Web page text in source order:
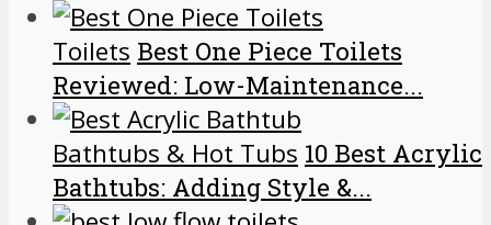
Toilets Best One Piece Toilets
Reviewed: Low-Maintenance...
Bathtubs & Hot Tubs 10 Best Acrylic
Bathtubs: Adding Style &...